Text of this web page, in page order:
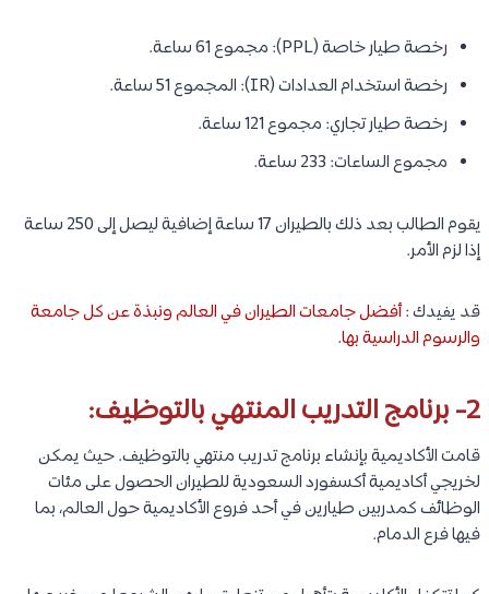
رخصة طيار خاصة (PPL): مجموع 61 ساعة.
رخصة استخدام العدادات (IR): المجموع 51 ساعة.
رخصة طيار تجاري: مجموع 121 ساعة.
مجموع الساعات: 233 ساعة.
يقوم الطالب بعد ذلك بالطيران 17 ساعة إضافية ليصل إلى 250 ساعة
إذا لزم الأمر.
قد يفيدك :أفضل جامعات الطيران في العالم ونبذة عن كل جامعة
والرسوم الدراسية بها.
2- برنامج التدريب المنتهي بالتوظيف:
قامت الأكاديمية بإنشاء برنامج تدريب منتهي بالتوظيف. حيث يمكن
لخريجي أكاديمية أكسفورد السعودية للطيران الحصول على مئات
الوظائف كمدربين طيارين في أحد فروع الأكاديمية حول العالم، بما
فيها فرع الدمام.